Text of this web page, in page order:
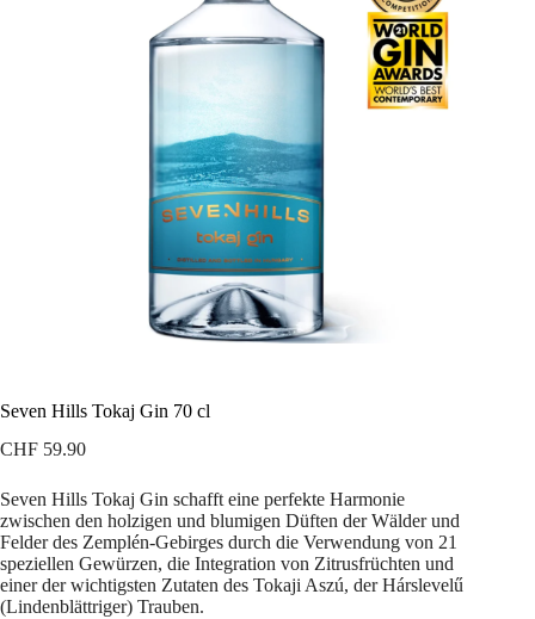
Seven Hills Tokaj Gin 70 cl
CHF 59.90
Seven Hills Tokaj Gin schafft eine perfekte Harmonie
zwischen den holzigen und blumigen Düften der Wälder und
Felder des Zemplén-Gebirges durch die Verwendung von 21
speziellen Gewürzen, die Integration von Zitrusfrüchten und
einer der wichtigsten Zutaten des Tokaji Aszú, der Hárslevelű
(Lindenblättriger) Trauben.